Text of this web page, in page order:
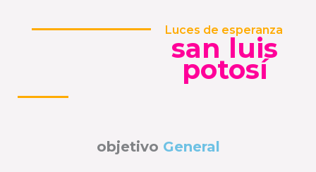
Luces de esperanza
san luis
potosí
objetivo General